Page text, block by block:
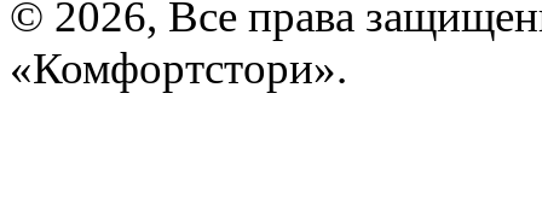
© 2026, Все права
«Комфортстори».